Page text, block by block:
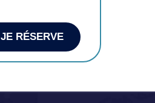
JE RÉSERVE